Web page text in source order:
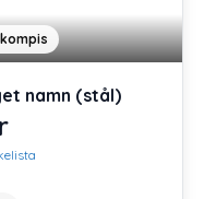
namn (stål)